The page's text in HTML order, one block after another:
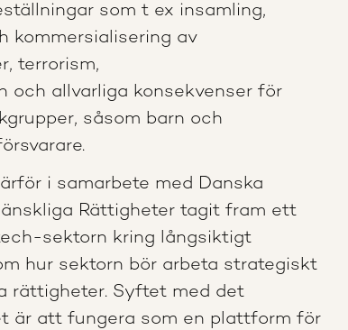
som t ex insamling,
kommersialisering av
terrorism,
och allvarliga konsekvenser för
såsom barn och
i samarbete med Danska
Rättigheter tagit fram ett
sektorn kring långsiktigt
hur sektorn bör arbeta strategiskt
rättigheter. Syftet med det
är att fungera som en plattform för